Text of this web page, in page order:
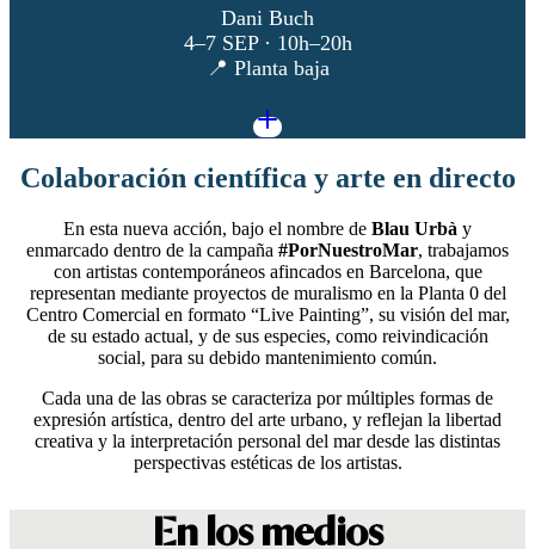
Dani Buch
4–7 SEP · 10h–20h
📍 Planta baja
Colaboración científica y arte en directo
En esta nueva acción, bajo el nombre de Blau Urbà y
enmarcado dentro de la campaña #PorNuestroMar, trabajamos
con artistas contemporáneos afincados en Barcelona, que
representan mediante proyectos de muralismo en la Planta 0 del
Centro Comercial en formato “Live Painting”, su visión del mar,
de su estado actual, y de sus especies, como reivindicación
social, para su debido mantenimiento común.
Cada una de las obras se caracteriza por múltiples formas de
expresión artística, dentro del arte urbano, y reflejan la libertad
creativa y la interpretación personal del mar desde las distintas
perspectivas estéticas de los artistas.
En los medios